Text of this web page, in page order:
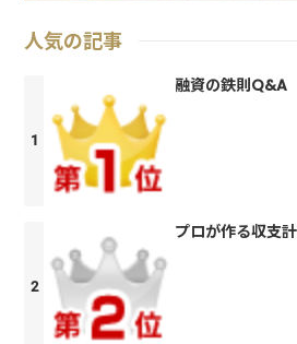
人気の記事
融資の鉄則Q&A
プロが作る収支